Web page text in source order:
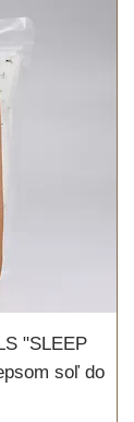
"SLEEP
soľ do